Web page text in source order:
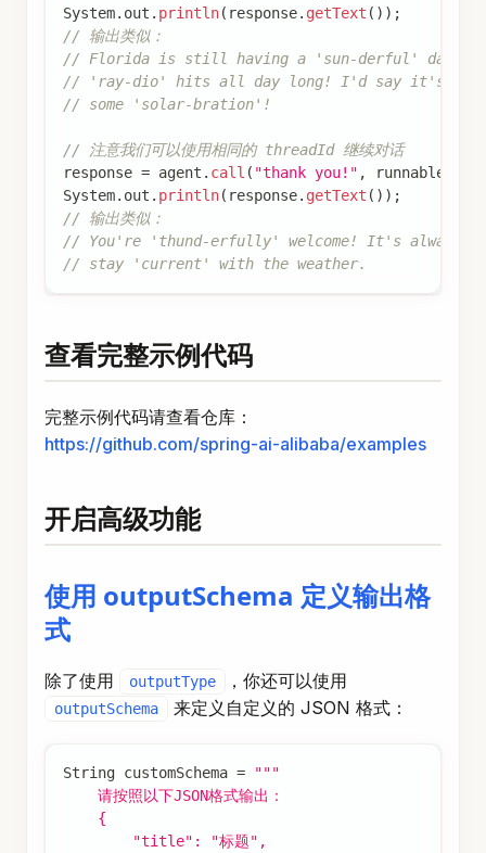
System. out . println( response. getText ( ) ) ;
// 输出类似：
// Florida is still having a 'sun-derful' day!
// 'ray-dio' hits all day long! I'd say it's the
// some 'solar-bration'!
// 注意我们可以使用相同的 threadId 继续对话
response = agent . call ( "thank you!" ,
System. out . println( response. getText ( ) ) ;
// 输出类似：
// You're 'thund-erfully' welcome! It's always a
// stay 'current' with the weather.
查看完整示例代码
完整示例代码请查看仓库：
https://github.com/spring-ai-alibaba/examples
开启高级功能
使用 outputSchema 定义输出格
式
除了使用 outputType ，你还可以使用
outputSchema 来定义自定义的 JSON 格式：
String customSchema =
"""
    请按照以下JSON格式输出：
    {
        "title": "标题",